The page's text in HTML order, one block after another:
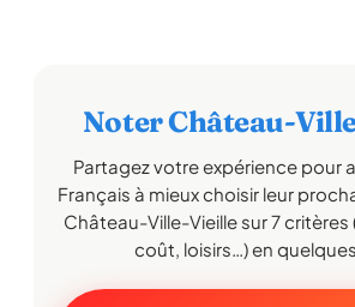
Noter Château-
Partagez votre expérience pour
Français à mieux choisir leur
Château-Ville-Vieille sur 7 critères
coût, loisirs…) en